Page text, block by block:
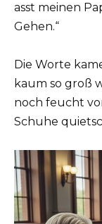
asst meinen
Gehen.“
Die Worte
kaum so groß
noch feucht
Schuhe